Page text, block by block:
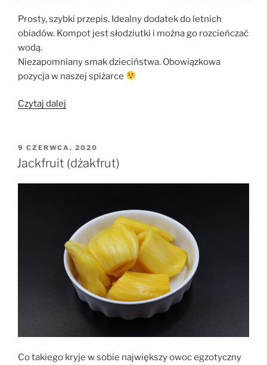
Prosty, szybki przepis. Idealny dodatek do letnich
obiadów. Kompot jest słodziutki i można go rozcieńczać
wodą.
Niezapomniany smak dzieciństwa. Obowiązkowa
pozycja w naszej spiżarce
Czytaj dalej
OPUBLIKOWANE
W
9 CZERWCA, 2020
Jackfruit (dżakfrut)
Co takiego kryje w sobie największy owoc egzotyczny